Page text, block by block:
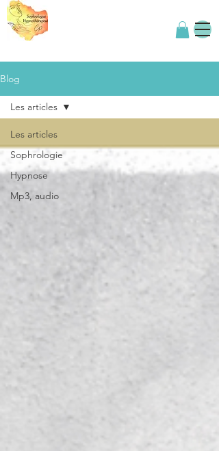
Blog
Les articles
Sophrologie
Hypnose
Mp3, audio
Les articles